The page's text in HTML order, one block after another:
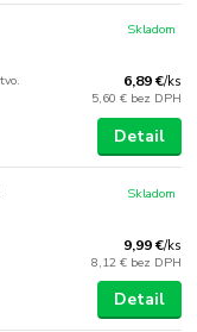
6,89 €/ks
5,60 € bez DPH
Skladom
Detail
9,99 €/ks
8,12 € bez DPH
Skladom
Detail